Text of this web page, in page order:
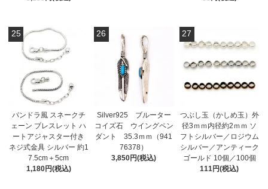
25
パンドラ風 スネークチ
ェーン ブレスレット ハ
ートアジャスター付き
ネジ式金具 シルバー 約1
7.5cm＋5cm
1,180円(税込)
26
Silver925 ブルーター
コイズ石 ウイングペン
ダント 35.3ｍｍ（941
76378）
3,850円(税込)
27
つぶし玉（かしめ玉）外
径3ｍｍ内径約2ｍｍ ソ
フトシルバー／ロジウム
シルバー／アンティーク
ゴールド 10個／100個
111円(税込)